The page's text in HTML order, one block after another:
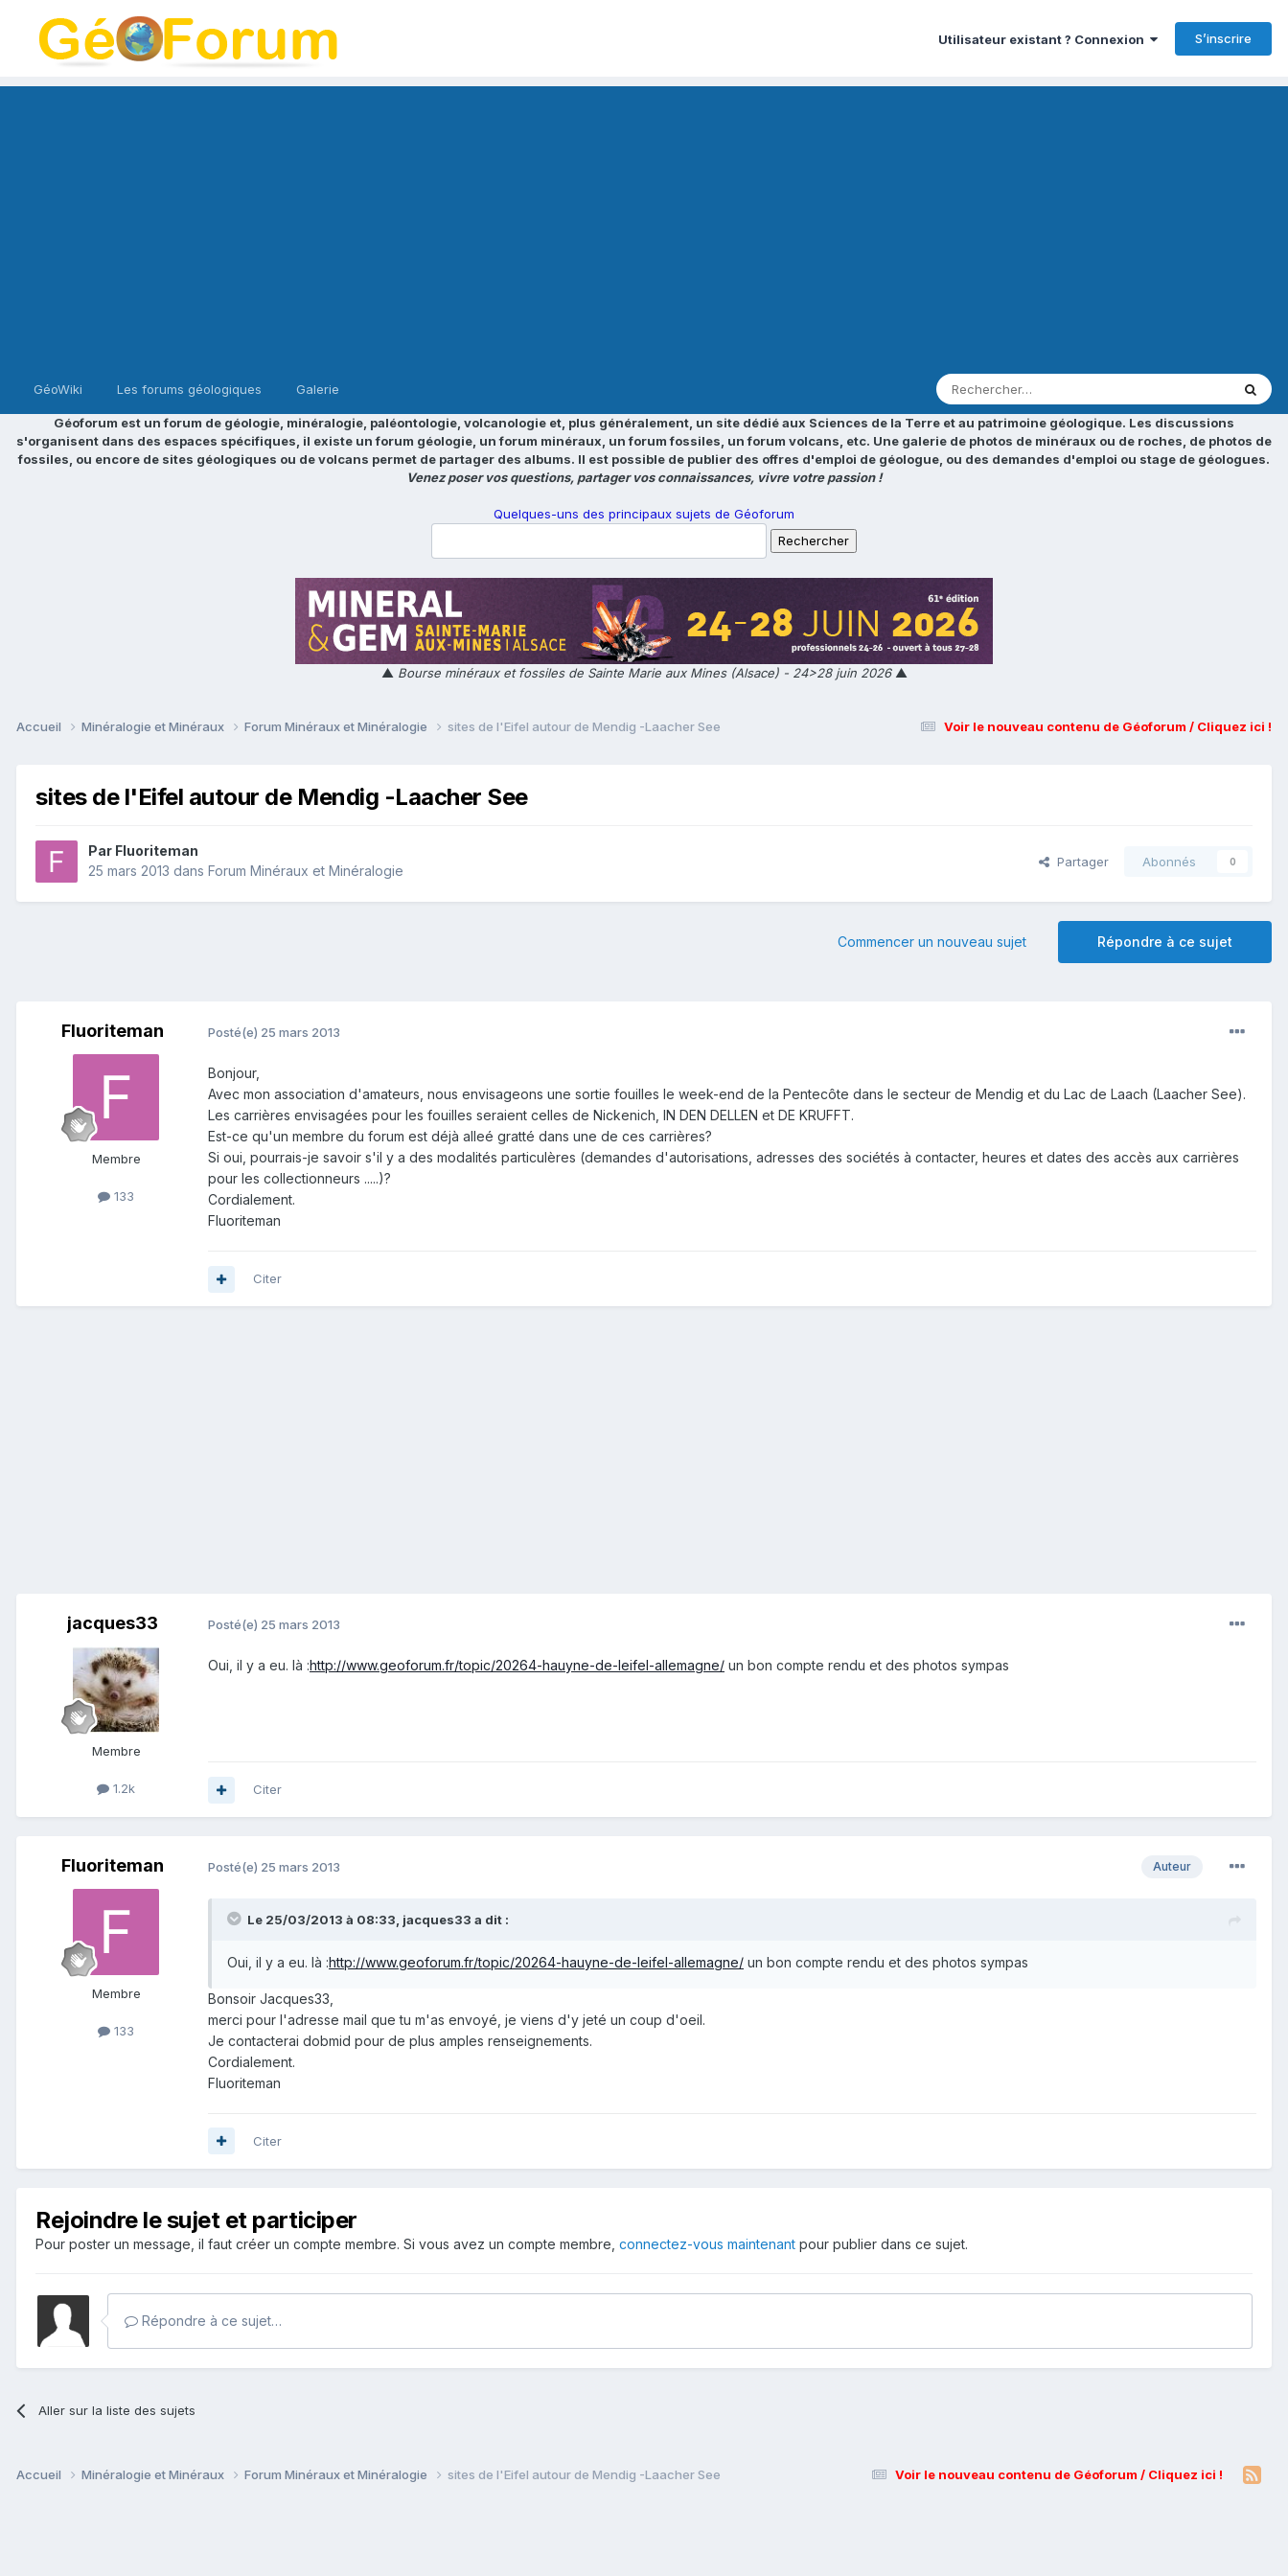
Utilisateur existant ? Connexion S’inscrire
GéoWiki Les forums géologiques Galerie
Géoforum est un forum de géologie, minéralogie, paléontologie, volcanologie et, plus généralement, un site dédié aux Sciences de la Terre et au patrimoine géologique. Les discussions
s'organisent dans des espaces spécifiques, il existe un forum géologie, un forum minéraux, un forum fossiles, un forum volcans, etc. Une galerie de photos de minéraux ou de roches, de photos de
fossiles, ou encore de sites géologiques ou de volcans permet de partager des albums. Il est possible de publier des offres d'emploi de géologue, ou des demandes d'emploi ou stage de géologues.
Venez poser vos questions, partager vos connaissances, vivre votre passion !
Quelques-uns des principaux sujets de Géoforum
▲ Bourse minéraux et fossiles de Sainte Marie aux Mines (Alsace) - 24>28 juin 2026▲
Voir le nouveau contenu de Géoforum / Cliquez ici !
Accueil Minéralogie et Minéraux Forum Minéraux et Minéralogie sites de l'Eifel autour de Mendig -Laacher See
sites de l'Eifel autour de Mendig -Laacher See
Par Fluoriteman
25 mars 2013 dans Forum Minéraux et Minéralogie
Partager Abonnés 0
Répondre à ce sujet
Commencer un nouveau sujet
Fluoriteman
Membre
133
Posté(e) 25 mars 2013
Bonjour,
Avec mon association d'amateurs, nous envisageons une sortie fouilles le week-end de la Pentecôte dans le secteur de Mendig et du Lac de Laach (Laacher See).
Les carrières envisagées pour les fouilles seraient celles de Nickenich, IN DEN DELLEN et DE KRUFFT.
Est-ce qu'un membre du forum est déjà alleé gratté dans une de ces carrières?
Si oui, pourrais-je savoir s'il y a des modalités particulères (demandes d'autorisations, adresses des sociétés à contacter, heures et dates des accès aux carrières
pour les collectionneurs .....)?
Cordialement.
Fluoriteman
Citer
jacques33
Membre
1.2k
Posté(e) 25 mars 2013
Oui, il y a eu. là :http://www.geoforum.fr/topic/20264-hauyne-de-leifel-allemagne/ un bon compte rendu et des photos sympas
Citer
Fluoriteman
Membre
133
Auteur
Posté(e) 25 mars 2013
Le 25/03/2013 à 08:33, jacques33 a dit :
Oui, il y a eu. là :http://www.geoforum.fr/topic/20264-hauyne-de-leifel-allemagne/ un bon compte rendu et des photos sympas
Bonsoir Jacques33,
merci pour l'adresse mail que tu m'as envoyé, je viens d'y jeté un coup d'oeil.
Je contacterai dobmid pour de plus amples renseignements.
Cordialement.
Fluoriteman
Citer
Rejoindre le sujet et participer
Pour poster un message, il faut créer un compte membre. Si vous avez un compte membre, connectez-vous maintenant pour publier dans ce sujet.
Répondre à ce sujet…
Aller sur la liste des sujets
Voir le nouveau contenu de Géoforum / Cliquez ici !
Accueil Minéralogie et Minéraux Forum Minéraux et Minéralogie sites de l'Eifel autour de Mendig -Laacher See